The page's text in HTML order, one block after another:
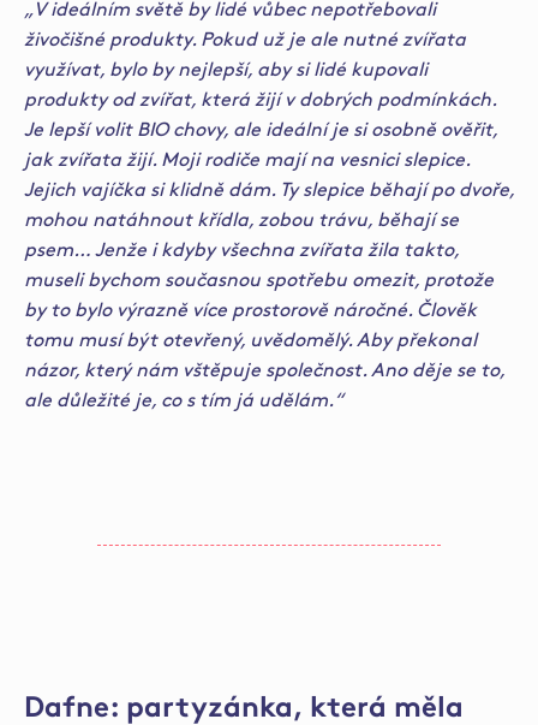
„V ideálním světě by lidé vůbec nepotřebovali
živočišné produkty. Pokud už je ale nutné zvířata
využívat, bylo by nejlepší, aby si lidé kupovali
produkty od zvířat, která žijí v dobrých podmínkách.
Je lepší volit BIO chovy, ale ideální je si osobně ověřit,
jak zvířata žijí. Moji rodiče mají na vesnici slepice.
Jejich vajíčka si klidně dám. Ty slepice běhají po dvoře,
mohou natáhnout křídla, zobou trávu, běhají se
psem… Jenže i kdyby všechna zvířata žila takto,
museli bychom současnou spotřebu omezit, protože
by to bylo výrazně více prostorově náročné. Člověk
tomu musí být otevřený, uvědomělý. Aby překonal
názor, který nám vštěpuje společnost. Ano děje se to,
ale důležité je, co s tím já udělám.“
Dafne: partyzánka, která měla